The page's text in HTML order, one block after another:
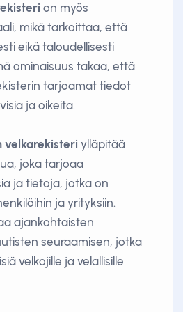
on myös
mikä tarkoittaa, että
eikä taloudellisesti
ominaisuus takaa, että
tarjoamat tiedot
ja oikeita.
velkarekisteri ylläpitää
joka tarjoaa
ja tietoja, jotka on
ja yrityksiin.
ajankohtaisten
seuraamisen, jotka
velkojille ja velallisille